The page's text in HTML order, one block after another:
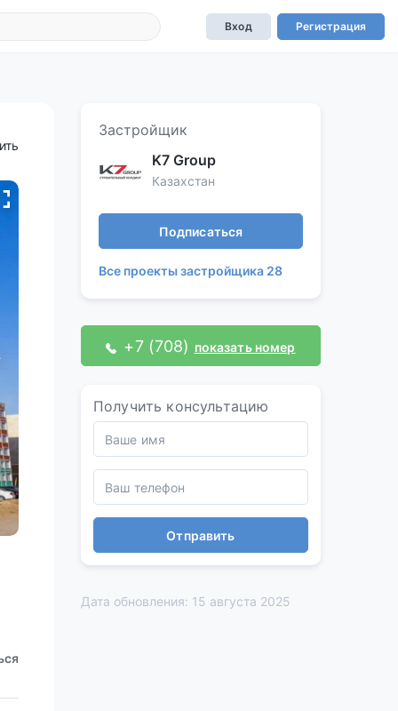
Вход Регистрация
Застройщик
K7 Group
Казахстан
Подписаться
Все проекты застройщика 28
+7 (708) показать номер
Получить консультацию
Отправить
Дата обновления: 15 августа 2025